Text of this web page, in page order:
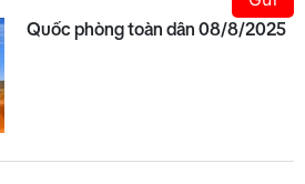
Quốc phòng toàn dân 08/8/2025